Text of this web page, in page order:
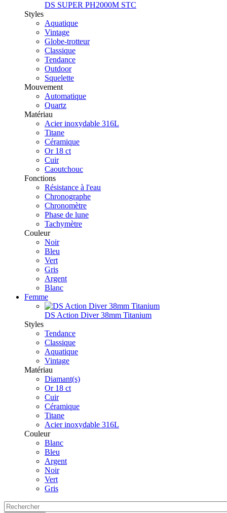
DS SUPER PH2000M STC
Styles
Aquatique
Vintage
Globe-trotteur
Classique
Tendance
Outdoor
Squelette
Mouvement
Automatique
Quartz
Matériau
Acier inoxydable 316L
Titane
Céramique
Or 18 ct
Cuir
Caoutchouc
Fonctions
Résistance à l'eau
Chronographe
Chronomètre
Phase de lune
Tachymètre
Couleur
Noir
Bleu
Vert
Gris
Argent
Blanc
Femme
DS Action Diver 38mm Titanium
Styles
Tendance
Classique
Aquatique
Vintage
Matériau
Diamant(s)
Or 18 ct
Cuir
Céramique
Titane
Acier inoxydable 316L
Couleur
Blanc
Bleu
Argent
Noir
Vert
Gris